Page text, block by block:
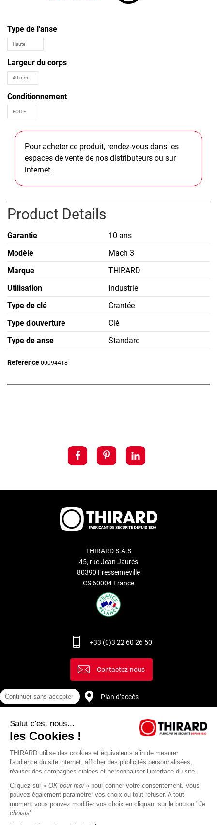
Type de l'anse
Largeur du corps
Conditionnement
Pour acheter ce produit, rendez-vous dans les
espaces de vente de nos distributeurs ou sur
internet.
Product Details
Garantie
10 ans
Modèle
Mach 3
Marque
THIRARD
Utilisation
Industrie
Type de clé
Crantée
Type d'ouverture
Clé
Type de anse
Standard
Reference 00094418
THIRARD S.A.S
45, rue Jean Jaurès
80390 Fressenneville
CS 60004 France
+33 (0)3 22 60 26 50
Contactez-nous
Plan d’accès
Continuer sans accepter
Salut c'est nous...
les Cookies !
THIRARD utilise des cookies et équivalents afin de mesurer
l'audience du site internet, afficher des publicités personnalisées,
réaliser des campagnes ciblées et personnaliser l’interface du site.
Cliquez sur « OK pour moi » pour donner votre consentement. Vous
pouvez également paramétrer vos choix ou tout refuser. A tout
moment vous pouvez modifier vos choix en cliquant sur le bouton "Je
choisis"